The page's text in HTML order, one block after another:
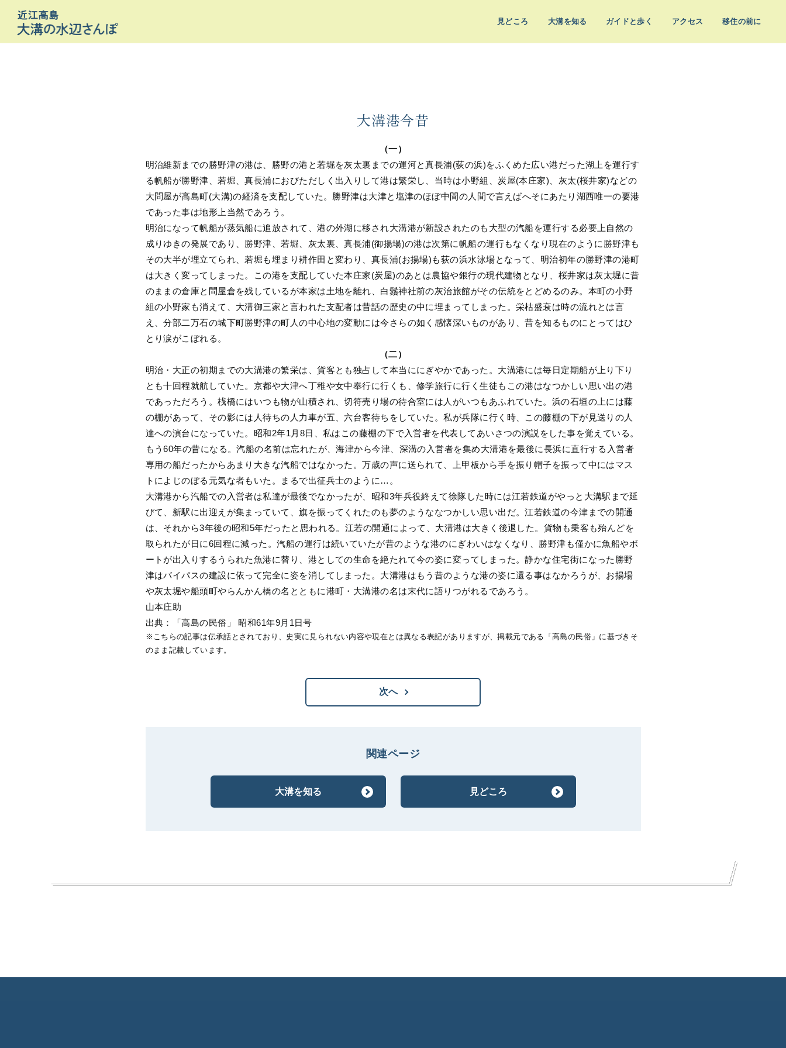
見どころ 大溝を知る ガイドと歩く アクセス 移住の前に
大溝港今昔
（一）
明治維新までの勝野津の港は、勝野の港と若堀を灰太裏までの運河と真長浦(荻の浜)をふくめた広い港だった湖上を運行す
る帆船が勝野津、若堀、真長浦におびただしく出入りして港は繁栄し、当時は小野組、炭屋(本庄家)、灰太(桜井家)などの
大問屋が高島町(大溝)の経済を支配していた。勝野津は大津と塩津のほぼ中間の人間で言えばへそにあたり湖西唯一の要港
であった事は地形上当然であろう。
明治になって帆船が蒸気船に追放されて、港の外湖に移され大溝港が新設されたのも大型の汽船を運行する必要上自然の
成りゆきの発展であり、勝野津、若堀、灰太裏、真長浦(御揚場)の港は次第に帆船の運行もなくなり現在のように勝野津も
その大半が埋立てられ、若堀も埋まり耕作田と変わり、真長浦(お揚場)も荻の浜水泳場となって、明治初年の勝野津の港町
は大きく変ってしまった。この港を支配していた本庄家(炭屋)のあとは農協や銀行の現代建物となり、桜井家は灰太堀に昔
のままの倉庫と問屋倉を残しているが本家は土地を離れ、白鬚神社前の灰治旅館がその伝統をとどめるのみ。本町の小野
組の小野家も消えて、大溝御三家と言われた支配者は昔話の歴史の中に埋まってしまった。栄枯盛衰は時の流れとは言
え、分部二万石の城下町勝野津の町人の中心地の変動には今さらの如く感懐深いものがあり、昔を知るものにとってはひ
とり涙がこぼれる。
（二）
明治・大正の初期までの大溝港の繁栄は、貨客とも独占して本当ににぎやかであった。大溝港には毎日定期船が上り下り
とも十回程就航していた。京都や大津へ丁稚や女中奉行に行くも、修学旅行に行く生徒もこの港はなつかしい思い出の港
であっただろう。桟橋にはいつも物が山積され、切符売り場の待合室には人がいつもあふれていた。浜の石垣の上には藤
の棚があって、その影には人待ちの人力車が五、六台客待ちをしていた。私が兵隊に行く時、この藤棚の下が見送りの人
達への演台になっていた。昭和2年1月8日、私はこの藤棚の下で入営者を代表してあいさつの演説をした事を覚えている。
もう60年の昔になる。汽船の名前は忘れたが、海津から今津、深溝の入営者を集め大溝港を最後に長浜に直行する入営者
専用の船だったからあまり大きな汽船ではなかった。万歳の声に送られて、上甲板から手を振り帽子を振って中にはマス
トによじのぼる元気な者もいた。まるで出征兵士のように…。
大溝港から汽船での入営者は私達が最後でなかったが、昭和3年兵役終えて徐隊した時には江若鉄道がやっと大溝駅まで延
びて、新駅に出迎えが集まっていて、旗を振ってくれたのも夢のようななつかしい思い出だ。江若鉄道の今津までの開通
は、それから3年後の昭和5年だったと思われる。江若の開通によって、大溝港は大きく後退した。貨物も乗客も殆んどを
取られたが日に6回程に減った。汽船の運行は続いていたが昔のような港のにぎわいはなくなり、勝野津も僅かに魚船やボ
ートが出入りするうられた魚港に替り、港としての生命を絶たれて今の姿に変ってしまった。静かな住宅街になった勝野
津はバイパスの建設に依って完全に姿を消してしまった。大溝港はもう昔のような港の姿に還る事はなかろうが、お揚場
や灰太堀や船頭町やらんかん橋の名とともに港町・大溝港の名は末代に語りつがれるであろう。
山本庄助
出典：「高島の民俗」 昭和61年9月1日号
※こちらの記事は伝承話とされており、史実に見られない内容や現在とは異なる表記がありますが、掲載元である「高島の民俗」に基づきそ
のまま記載しています。
次へ
関連ページ
大溝を知る 見どころ